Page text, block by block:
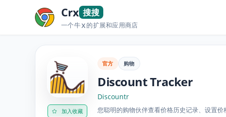
Crx 搜搜
一个牛X的扩展和应用商店
加入收藏
官方 购物
Discount Tracker
Discountr
您聪明的购物伙伴查看价格历史记录、设置